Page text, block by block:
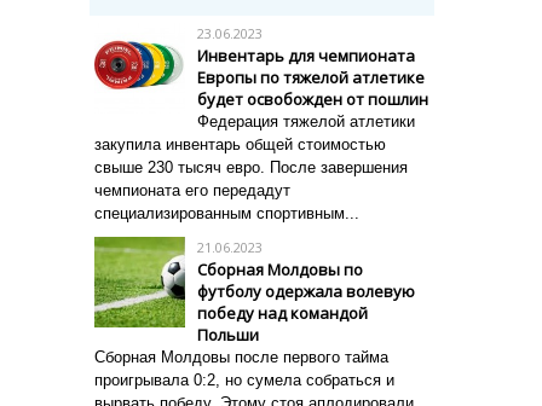
23.06.2023
Инвентарь для чемпионата
Европы по тяжелой атлетике
будет освобожден от пошлин
Федерация тяжелой атлетики
закупила инвентарь общей стоимостью
свыше 230 тысяч евро. После завершения
чемпионата его передадут
специализированным спортивным...
21.06.2023
Сборная Молдовы по
футболу одержала волевую
победу над командой
Польши
Сборная Молдовы после первого тайма
проигрывала 0:2, но сумела собраться и